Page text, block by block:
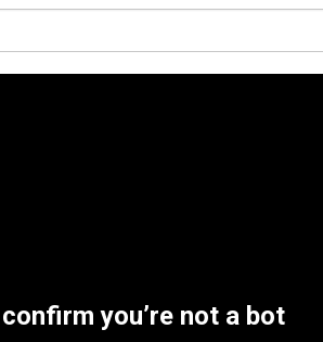
you’re not a bot